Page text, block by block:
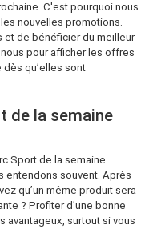
C'est pourquoi nous
nouvelles promotions.
et de bénéficier du meilleur
pour afficher les offres
dès qu’elles sont
de la semaine
Sport de la semaine
entendons souvent. Après
qu’un même produit sera
? Profiter d’une bonne
avantageux, surtout si vous